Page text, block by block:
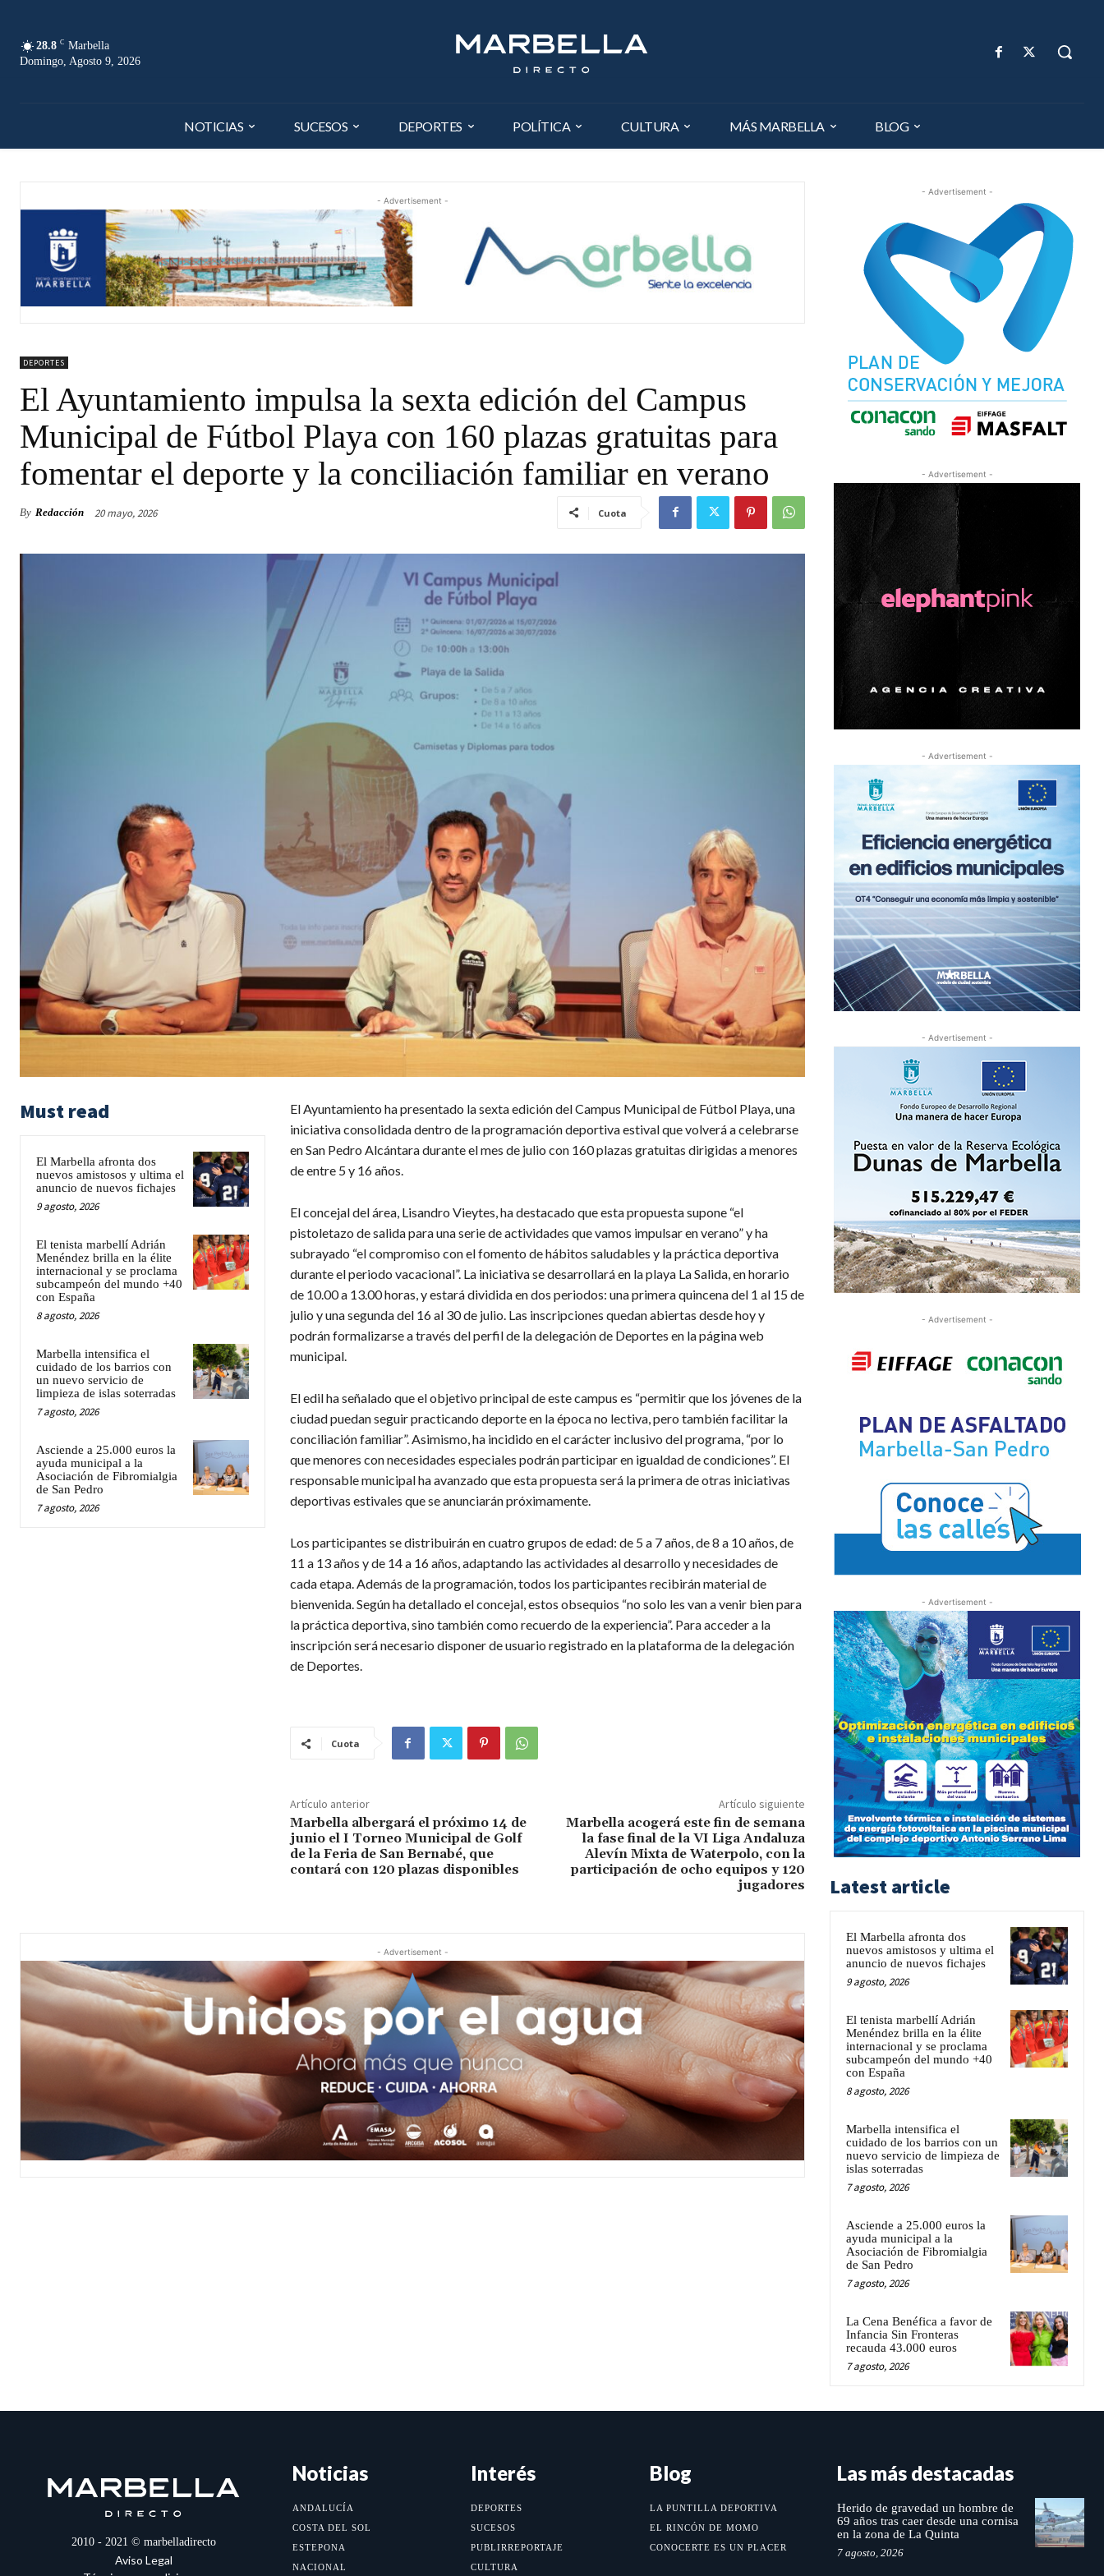
28.8 C Marbella
Domingo, Agosto 9, 2026
NOTICIAS SUCESOS DEPORTES POLÍTICA CULTURA MÁS MARBELLA BLOG
- Advertisement -
DEPORTES
El Ayuntamiento impulsa la sexta edición del Campus
Municipal de Fútbol Playa con 160 plazas gratuitas para
fomentar el deporte y la conciliación familiar en verano
By Redacción 20 mayo, 2026 Cuota
Must read
El Marbella afronta dos
nuevos amistosos y ultima el
anuncio de nuevos fichajes
9 agosto, 2026
El tenista marbellí Adrián
Menéndez brilla en la élite
internacional y se proclama
subcampeón del mundo +40
con España
8 agosto, 2026
Marbella intensifica el
cuidado de los barrios con
un nuevo servicio de
limpieza de islas soterradas
7 agosto, 2026
Asciende a 25.000 euros la
ayuda municipal a la
Asociación de Fibromialgia
de San Pedro
7 agosto, 2026
El Ayuntamiento ha presentado la sexta edición del Campus Municipal de Fútbol Playa, una
iniciativa consolidada dentro de la programación deportiva estival que volverá a celebrarse
en San Pedro Alcántara durante el mes de julio con 160 plazas gratuitas dirigidas a menores
de entre 5 y 16 años.
El concejal del área, Lisandro Vieytes, ha destacado que esta propuesta supone “el
pistoletazo de salida para una serie de actividades que vamos impulsar en verano” y ha
subrayado “el compromiso con el fomento de hábitos saludables y la práctica deportiva
durante el periodo vacacional”. La iniciativa se desarrollará en la playa La Salida, en horario
de 10.00 a 13.00 horas, y estará dividida en dos periodos: una primera quincena del 1 al 15 de
julio y una segunda del 16 al 30 de julio. Las inscripciones quedan abiertas desde hoy y
podrán formalizarse a través del perfil de la delegación de Deportes en la página web
municipal.
El edil ha señalado que el objetivo principal de este campus es “permitir que los jóvenes de la
ciudad puedan seguir practicando deporte en la época no lectiva, pero también facilitar la
conciliación familiar”. Asimismo, ha incidido en el carácter inclusivo del programa, “por lo
que menores con necesidades especiales podrán participar en igualdad de condiciones”. El
responsable municipal ha avanzado que esta propuesta será la primera de otras iniciativas
deportivas estivales que se anunciarán próximamente.
Los participantes se distribuirán en cuatro grupos de edad: de 5 a 7 años, de 8 a 10 años, de
11 a 13 años y de 14 a 16 años, adaptando las actividades al desarrollo y necesidades de
cada etapa. Además de la programación, todos los participantes recibirán material de
bienvenida. Según ha detallado el concejal, estos obsequios “no solo les van a venir bien para
la práctica deportiva, sino también como recuerdo de la experiencia”. Para acceder a la
inscripción será necesario disponer de usuario registrado en la plataforma de la delegación
de Deportes.
Cuota
Artículo anterior
Marbella albergará el próximo 14 de
junio el I Torneo Municipal de Golf
de la Feria de San Bernabé, que
contará con 120 plazas disponibles
Artículo siguiente
Marbella acogerá este fin de semana
la fase final de la VI Liga Andaluza
Alevín Mixta de Waterpolo, con la
participación de ocho equipos y 120
jugadores
- Advertisement -
- Advertisement -
- Advertisement -
- Advertisement -
- Advertisement -
- Advertisement -
- Advertisement -
Latest article
El Marbella afronta dos
nuevos amistosos y ultima el
anuncio de nuevos fichajes
9 agosto, 2026
El tenista marbellí Adrián
Menéndez brilla en la élite
internacional y se proclama
subcampeón del mundo +40
con España
8 agosto, 2026
Marbella intensifica el
cuidado de los barrios con un
nuevo servicio de limpieza de
islas soterradas
7 agosto, 2026
Asciende a 25.000 euros la
ayuda municipal a la
Asociación de Fibromialgia
de San Pedro
7 agosto, 2026
La Cena Benéfica a favor de
Infancia Sin Fronteras
recauda 43.000 euros
7 agosto, 2026
2010 - 2021 © marbelladirecto
Aviso Legal
Noticias
ANDALUCÍA
COSTA DEL SOL
ESTEPONA
NACIONAL
Interés
DEPORTES
SUCESOS
PUBLIRREPORTAJE
CULTURA
Blog
LA PUNTILLA DEPORTIVA
EL RINCÓN DE MOMO
CONOCERTE ES UN PLACER
Las más destacadas
Herido de gravedad un hombre de
69 años tras caer desde una cornisa
en la zona de La Quinta
7 agosto, 2026